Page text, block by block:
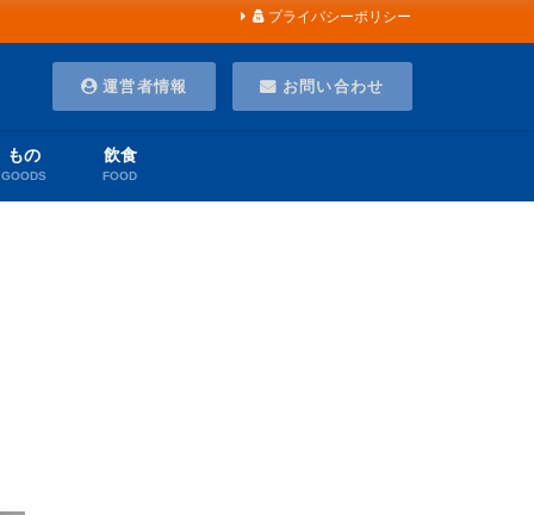
プライバシーポリシー
運営者情報 お問い合わせ
もの
GOODS
飲食
FOOD